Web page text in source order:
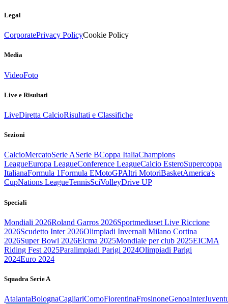
Legal
CorporatePrivacy PolicyCookie Policy
Media
VideoFoto
Live e Risultati
LiveDiretta CalcioRisultati e Classifiche
Sezioni
CalcioMercatoSerie ASerie BCoppa ItaliaChampions
LeagueEuropa LeagueConference LeagueCalcio EsteroSupercoppa
ItalianaFormula 1Formula EMotoGPAltri MotoriBasketAmerica's
CupNations LeagueTennisSciVolleyDrive UP
Speciali
Mondiali 2026Roland Garros 2026Sportmediaset Live Riccione
2026Scudetto Inter 2026Olimpiadi Invernali Milano Cortina
2026Super Bowl 2026Eicma 2025Mondiale per club 2025EICMA
Riding Fest 2025Paralimpiadi Parigi 2024Olimpiadi Parigi
2024Euro 2024
Squadra Serie A
AtalantaBolognaCagliariComoFiorentinaFrosinoneGenoaInter